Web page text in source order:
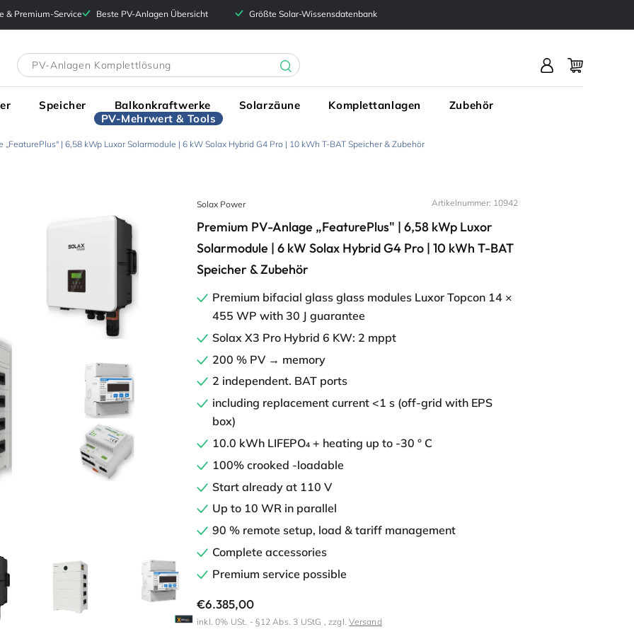
& Premium-Service Beste PV-Anlagen Übersicht Größte Solar-Wissensdatenbank
Speicher Balkonkraftwerke Solarzäune Komplettanlagen
Zubehör
PV-Mehrwert & Tools
Log
in
Warenkorb
„FeaturePlus" | 6,58 kWp Luxor Solarmodule | 6 kW Solax Hybrid G4 Pro | 10 kWh T-BAT Speicher & Zubehör
Artikelnummer: 10942
Solax Power
Premium PV-Anlage „FeaturePlus" | 6,58 kWp Luxor
Solarmodule | 6 kW Solax Hybrid G4 Pro | 10 kWh T-BAT
Speicher & Zubehör
Premium bifacial glass glass modules Luxor Topcon 14 ×
455 WP with 30 J guarantee
Solax X3 Pro Hybrid 6 KW: 2 mppt
200 % PV → memory
2 independent. BAT ports
including replacement current <1 s (off-grid with EPS
box)
10.0 kWh LIFEPO₄ + heating up to -30 ° C
100% crooked -loadable
Start already at 110 V
Up to 10 WR in parallel
90 % remote setup, load & tariff management
Complete accessories
Premium service possible
Normaler
Preis
€6.385,00
inkl. 0% USt. - §12 Abs. 3 UStG , zzgl.Versand